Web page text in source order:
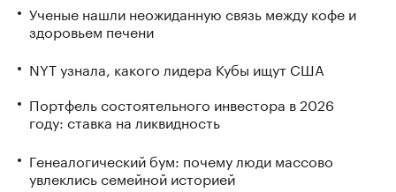
Ученые нашли неожиданную связь между кофе и
здоровьем печени
NYT узнала, какого лидера Кубы ищут США
Портфель состоятельного инвестора в 2026
году: ставка на ликвидность
Генеалогический бум: почему люди массово
увлеклись семейной историей